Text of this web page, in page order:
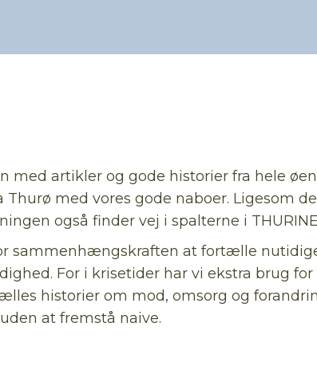
med artikler og gode historier fra hele
Thurø med vores gode naboer. Ligesom
også finder vej i spalterne i
at fortælle
For i krisetider har vi ekstra brug
historier om mod, omsorg og
at fremstå naive.